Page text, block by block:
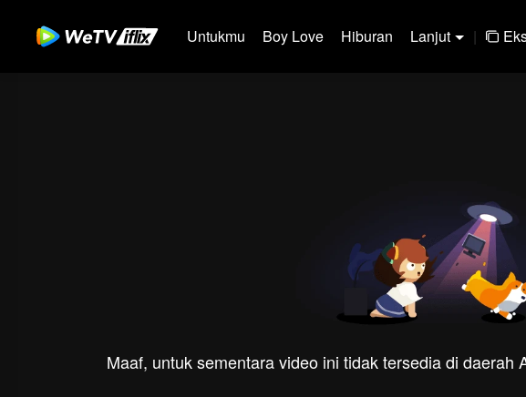
Untukmu Boy Love Hiburan Lanjut |
Maaf, untuk sementara video ini tidak tersedia di daerah